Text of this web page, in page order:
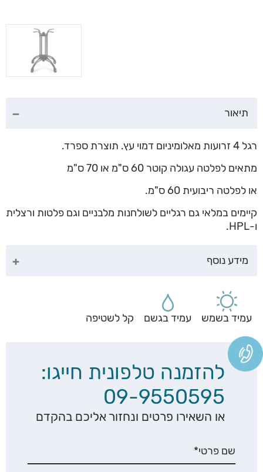
תיאור
רגל 4 זרועות מאלומיניום דמוי עץ. תוצרת ספרד.
מתאים לפלטה עגולה קוטר 60 ס"מ או 70 ס"מ
או לפלטה ריבועית 60 ס"מ.
קיימים במלאי גם רגליים לשולחנות מלבניים וגם פלטות ורצלית
ו-HPL.
מידע נוסף
עמיד בשמש עמיד בגשם קל לשטיפה
להזמנה טלפונית חייגו:
09-9550595
או השאירו פרטים ונחזור אליכם בהקדם